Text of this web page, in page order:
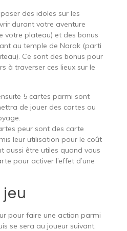
des idoles sur les
durant votre aventure
votre plateau) et des bonus
au temple de Narak (parti
Ce sont des bonus pour
à traverser ces lieux sur le
5 cartes parmi sont
de jouer des cartes ou
peur sont des carte
leur utilisation pour le coût
aussi être utiles quand vous
pour activer l’effet d’une
pour faire une action parmi
se sera au joueur suivant,